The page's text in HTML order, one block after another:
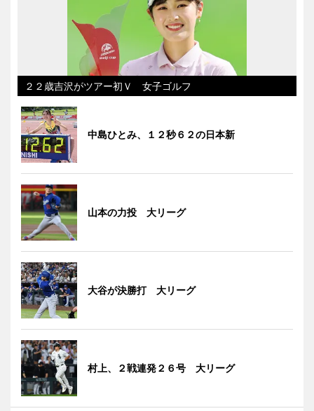
２２歳吉沢がツアー初Ｖ 女子ゴルフ
中島ひとみ、１２秒６２の日本新
山本の力投 大リーグ
大谷が決勝打 大リーグ
村上、２戦連発２６号 大リーグ